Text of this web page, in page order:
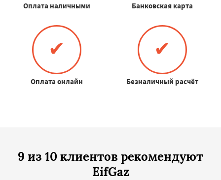
Оплата наличными Банковская карта
✔
Оплата онлайн
✔
Безналичный расчёт
9 из 10 клиентов рекомендуют
EifGaz